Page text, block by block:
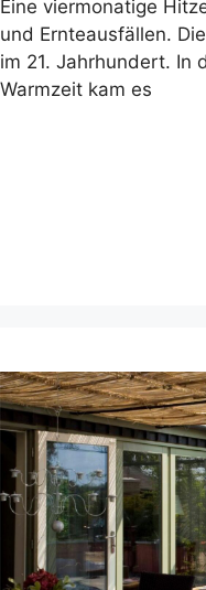
Eine viermonatige
und Ernteausfällen.
im 21. Jahrhundert. In
Warmzeit kam es